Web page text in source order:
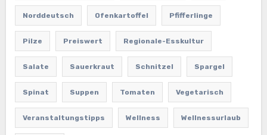
Norddeutsch Ofenkartoffel Pfifferlinge
Pilze Preiswert Regionale-Esskultur
Salate Sauerkraut Schnitzel Spargel
Spinat Suppen Tomaten Vegetarisch
Veranstaltungstipps Wellness Wellnessurlaub